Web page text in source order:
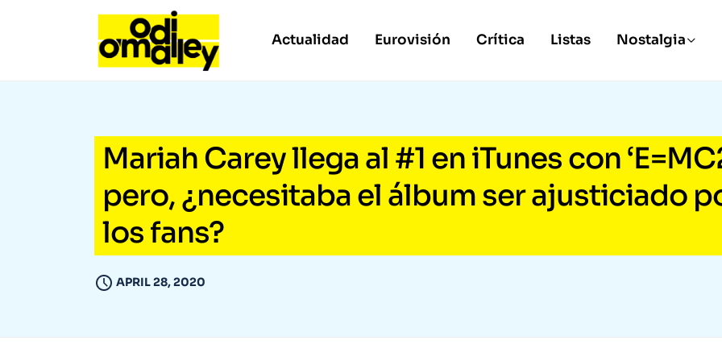
Actualidad Eurovisión Crítica Listas Nostalgia
Mariah Carey llega al #1 en iTunes con
pero, ¿necesitaba el álbum ser ajusticiado
los fans?
APRIL 28, 2020